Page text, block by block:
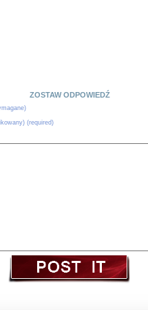
ZOSTAW ODPOWIEDŹ
(required)